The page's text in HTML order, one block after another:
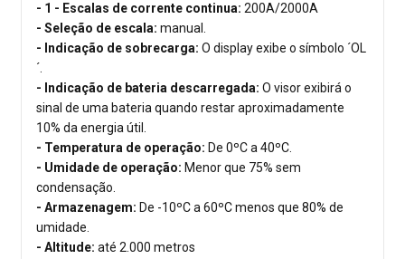
- 1 - Escalas de corrente continua: 200A/2000A
- Seleção de escala: manual.
- Indicação de sobrecarga: O display exibe o símbolo ´OL
´.
- Indicação de bateria descarregada: O visor exibirá o
sinal de uma bateria quando restar aproximadamente
10% da energia útil.
- Temperatura de operação: De 0ºC a 40ºC.
- Umidade de operação: Menor que 75% sem
condensação.
- Armazenagem: De -10ºC a 60ºC menos que 80% de
umidade.
- Altitude: até 2.000 metros